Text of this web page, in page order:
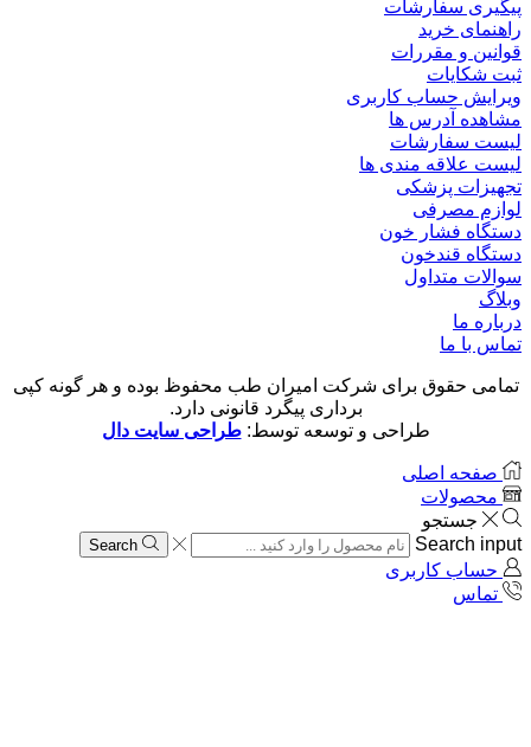
پیگیری سفارشات
راهنمای خرید
قوانین و مقررات
ثبت شکایات
ویرایش حساب کاربری
مشاهده آدرس ها
لیست سفارشات
لیست علاقه مندی ها
تجهیزات پزشکی
لوازم مصرفی
دستگاه فشار خون
دستگاه قندخون
سوالات متداول
وبلاگ
درباره ما
تماس با ما
تمامی حقوق برای شرکت امیران طب محفوظ بوده و هر گونه کپی
برداری پیگرد قانونی دارد.
طراحی و توسعه توسط:طراحی سایت دال
صفحه اصلی
محصولات
جستجو
Search input
Search
حساب کاربری
تماس